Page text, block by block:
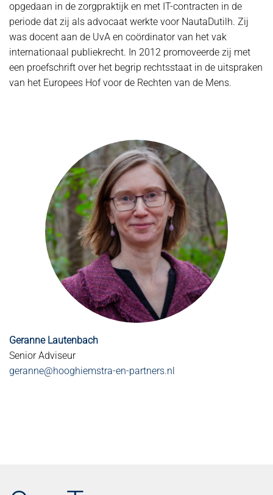
opgedaan in de zorgpraktijk en met IT-contracten in de
periode dat zij als advocaat werkte voor NautaDutilh. Zij
was docent aan de UvA en coördinator van het vak
internationaal publiekrecht. In 2012 promoveerde zij met
een proefschrift over het begrip rechtsstaat in de uitspraken
van het Europees Hof voor de Rechten van de Mens.
Geranne Lautenbach
Senior Adviseur
geranne@hooghiemstra-en-partners.nl